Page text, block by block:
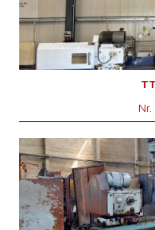
Lungimea maximă de
Greutatea maximă a piesei
Dispozitiv pt. rectificare
An fabricație:
Sistem de control
Diametrul maxim al
Lungimea maximă de
Greutatea maximă a piesei
Dispozitiv pt. rectificare